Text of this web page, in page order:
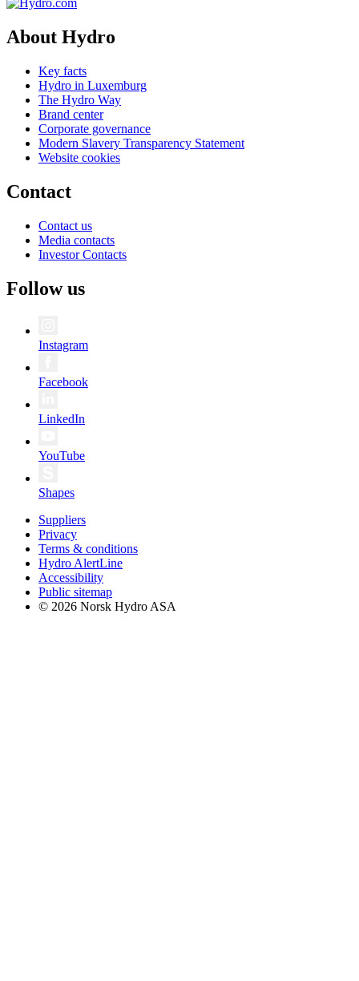
About Hydro
Key facts
Hydro in Luxemburg
The Hydro Way
Brand center
Corporate governance
Modern Slavery Transparency Statement
Website cookies
Contact
Contact us
Media contacts
Investor Contacts
Follow us
Instagram
Facebook
LinkedIn
YouTube
Shapes
Suppliers
Privacy
Terms & conditions
Hydro AlertLine
Accessibility
Public sitemap
© 2026 Norsk Hydro ASA